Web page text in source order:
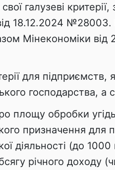
галузеві критерії,
18.12.2024 №28003.
Мінекономіки від
для підприємств,
господарства, а
площу обробки угідь
призначення для
діяльності (до 1000
річного доходу